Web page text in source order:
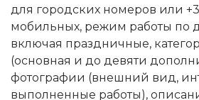
для городских номеров или
мобильных, режим работы по
включая праздничные,
(основная и до девяти
фотографии (внешний вид,
выполненные работы),